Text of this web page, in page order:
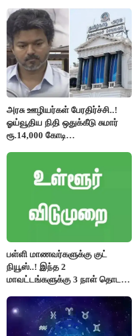
கேள்வி..!
அரசு ஊழியர்கள் பேரதிர்ச்சி..!
ஓய்வூதிய நிதி ஒதுக்கீடு சுமார்
ரூ.14,000 கோடி
பள்ளி மாணவர்களுக்கு குட்
நியூஸ்..! இந்த 2
மாவட்டங்களுக்கு 3 நாள் தொடர்